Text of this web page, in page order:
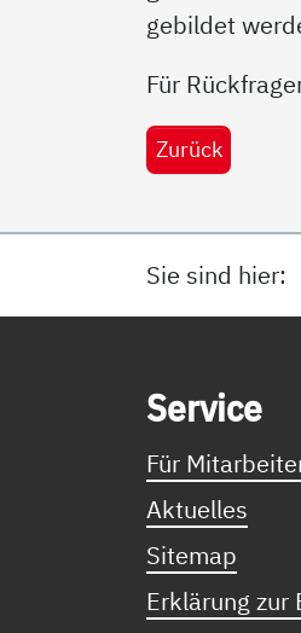
gebildet
Für
Zurück
Sie sind hier:
Ser­vice
Für
Aktuelles
Sitemap
Erklärung zur